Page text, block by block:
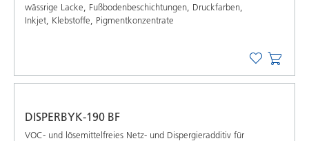
wässrige Lacke, Fußbodenbeschichtungen, Druckfarben,
Inkjet, Klebstoffe, Pigmentkonzentrate
DISPERBYK-190 BF
VOC- und lösemittelfreies Netz- und Dispergieradditiv für